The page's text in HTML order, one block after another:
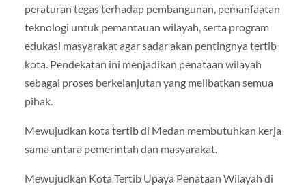
peraturan tegas terhadap pembangunan, pemanfaatan
teknologi untuk pemantauan wilayah, serta program
edukasi masyarakat agar sadar akan pentingnya tertib
kota. Pendekatan ini menjadikan penataan wilayah
sebagai proses berkelanjutan yang melibatkan semua
pihak.
Mewujudkan kota tertib di Medan membutuhkan kerja
sama antara pemerintah dan masyarakat.
Mewujudkan Kota Tertib Upaya Penataan Wilayah di